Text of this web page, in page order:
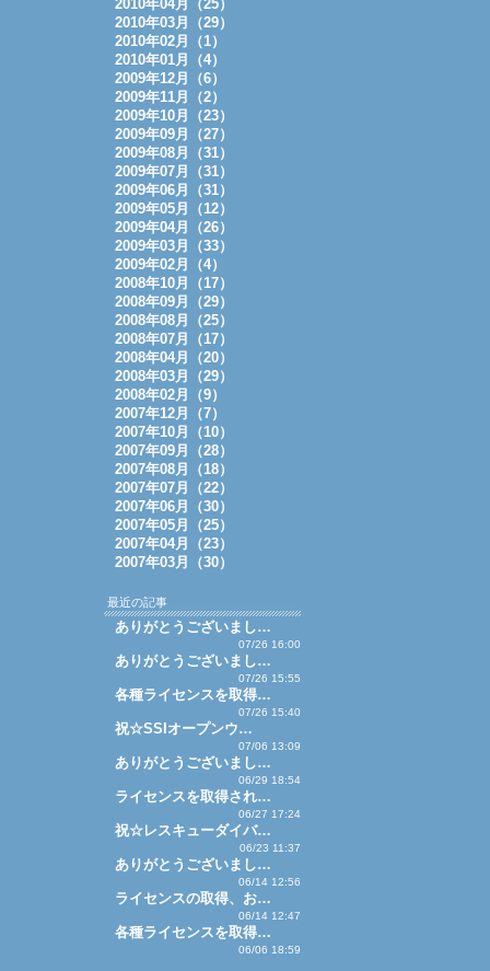
2010年04月（25）
2010年03月（29）
2010年02月（1）
2010年01月（4）
2009年12月（6）
2009年11月（2）
2009年10月（23）
2009年09月（27）
2009年08月（31）
2009年07月（31）
2009年06月（31）
2009年05月（12）
2009年04月（26）
2009年03月（33）
2009年02月（4）
2008年10月（17）
2008年09月（29）
2008年08月（25）
2008年07月（17）
2008年04月（20）
2008年03月（29）
2008年02月（9）
2007年12月（7）
2007年10月（10）
2007年09月（28）
2007年08月（18）
2007年07月（22）
2007年06月（30）
2007年05月（25）
2007年04月（23）
2007年03月（30）
最近の記事
ありがとうございまし…
07/26 16:00
ありがとうございまし…
07/26 15:55
各種ライセンスを取得…
07/26 15:40
祝☆SSIオープンウ…
07/06 13:09
ありがとうございまし…
06/29 18:54
ライセンスを取得され…
06/27 17:24
祝☆レスキューダイバ…
06/23 11:37
ありがとうございまし…
06/14 12:56
ライセンスの取得、お…
06/14 12:47
各種ライセンスを取得…
06/06 18:59